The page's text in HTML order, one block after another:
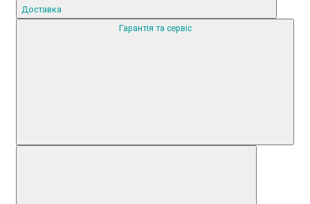
Доставка
Гарантія та сервіс